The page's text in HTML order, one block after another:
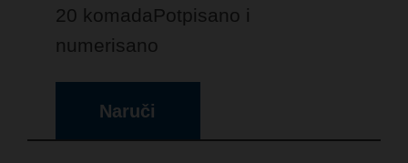
20 komadaPotpisano i
numerisano
Naruči